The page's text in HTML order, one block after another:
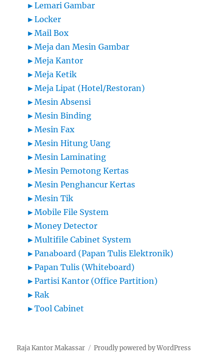
►Lemari Gambar
►Locker
►Mail Box
►Meja dan Mesin Gambar
►Meja Kantor
►Meja Ketik
►Meja Lipat (Hotel/Restoran)
►Mesin Absensi
►Mesin Binding
►Mesin Fax
►Mesin Hitung Uang
►Mesin Laminating
►Mesin Pemotong Kertas
►Mesin Penghancur Kertas
►Mesin Tik
►Mobile File System
►Money Detector
►Multifile Cabinet System
►Panaboard (Papan Tulis Elektronik)
►Papan Tulis (Whiteboard)
►Partisi Kantor (Office Partition)
►Rak
►Tool Cabinet
Raja Kantor Makassar Proudly powered by WordPress